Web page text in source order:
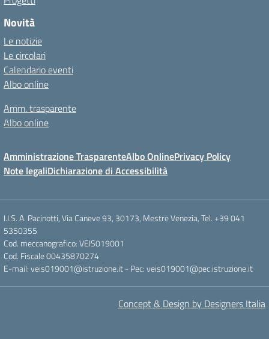
Novità
Le notizie
Le circolari
Calendario eventi
Albo online
Amm. trasparente
Albo online
Amministrazione TrasparenteAlbo OnlinePrivacy Policy
Note legaliDichiarazione di Accessibilità
I.I.S. A. Pacinotti, Via Caneve 93, 30173, Mestre Venezia, Tel. +39 041
5350355
Cod. meccanografico: VEIS019001
Cod. Fiscale 00435870274
E-mail: veis019001@istruzione.it - Pec: veis019001@pec.istruzione.it
Concept & Design by Designers Italia